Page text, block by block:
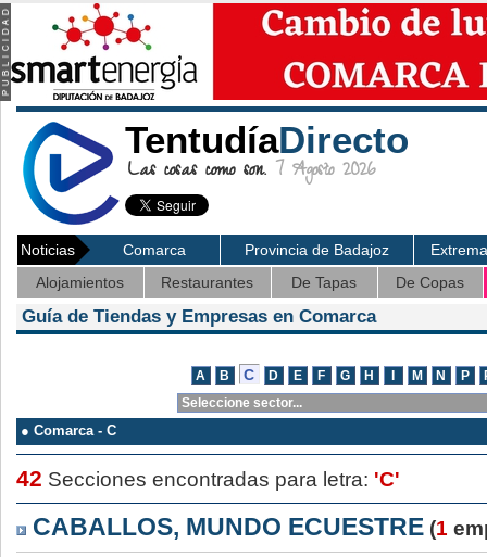
TentudíaDirecto
Las cosas como son. 7 Agosto 2026
Noticias Comarca Provincia de Badajoz
Alojamientos
Restaurantes De Tapas De Copas
Guía de Tiendas y Empresas en Comarca
● Comarca - C
42 Secciones encontradas para letra: 'C'
CABALLOS, MUNDO ECUESTRE (1